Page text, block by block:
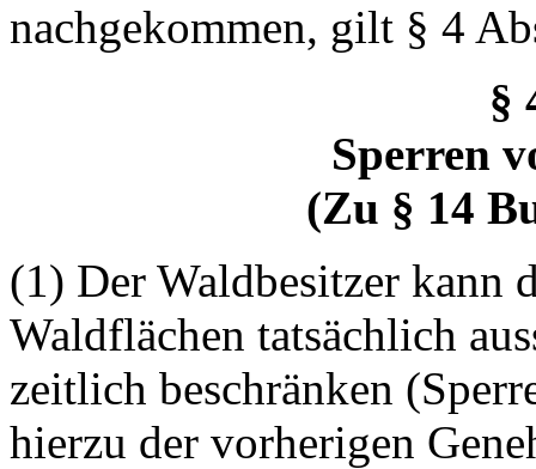
nachgekommen, gilt § 4
§
Sperren
(Zu § 14
(1) Der Waldbesitzer kann
Waldflächen tatsächlich
zeitlich beschränken
hierzu der vorherigen